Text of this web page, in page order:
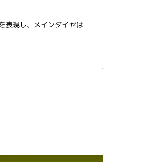
表現し、メインダイヤは